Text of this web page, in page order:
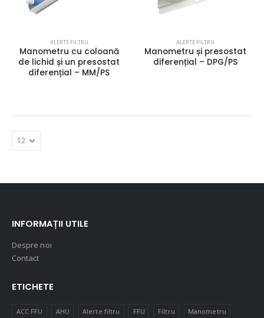
ALERTE FILTRU
Manometru cu coloană
de lichid și un presostat
diferențial – MM/PS
ALERTE FILTRU
Manometru și presostat
diferențial – DPG/PS
INFORMAȚII UTILE
Despre noi
Contact
ETICHETE
ACC FFU AHU Alerte filtru FFU Filtru Manometru